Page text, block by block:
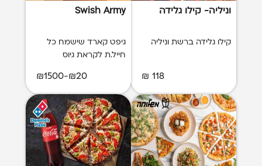
וניליה- קילו גלידה
קילו גלידה ברשת וניליה
118 ₪
Swish Army
גיפט קארד שישמח כל
חייל.ת לקראת גיוס
₪20-₪1500